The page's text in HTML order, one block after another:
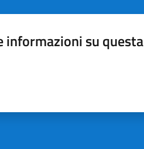
informazioni su questa